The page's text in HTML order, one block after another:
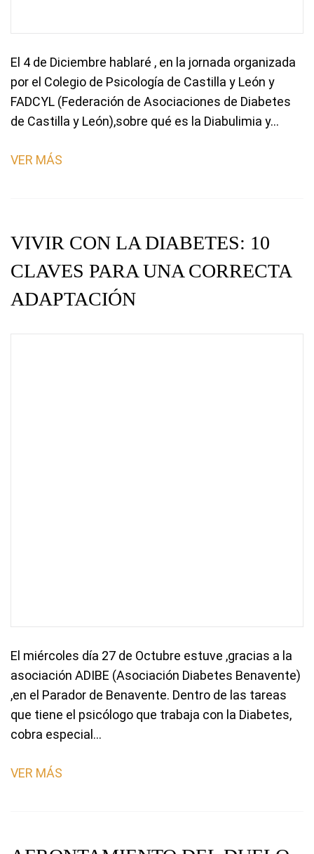
El 4 de Diciembre hablaré , en la jornada organizada
por el Colegio de Psicología de Castilla y León y
FADCYL (Federación de Asociaciones de Diabetes
de Castilla y León),sobre qué es la Diabulimia y…
VER MÁS
VIVIR CON LA DIABETES: 10
CLAVES PARA UNA CORRECTA
ADAPTACIÓN
El miércoles día 27 de Octubre estuve ,gracias a la
asociación ADIBE (Asociación Diabetes Benavente)
,en el Parador de Benavente. Dentro de las tareas
que tiene el psicólogo que trabaja con la Diabetes,
cobra especial…
VER MÁS